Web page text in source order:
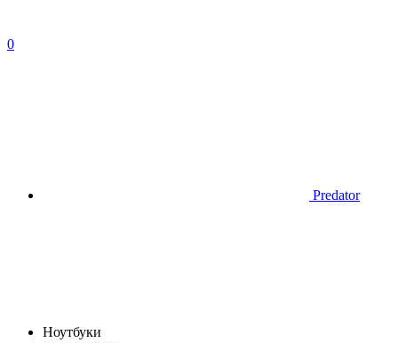
0
Predator
Ноутбуки